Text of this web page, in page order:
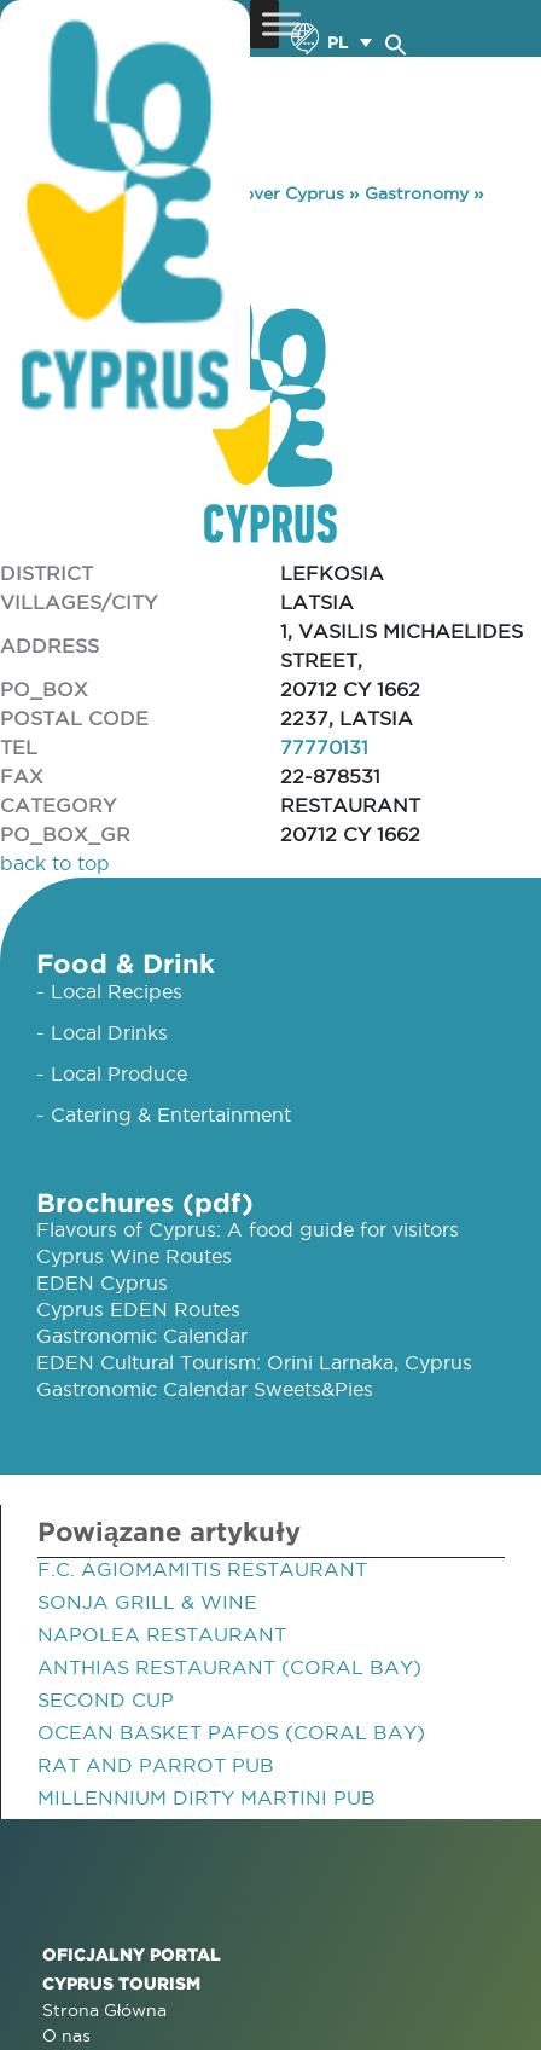
PL
You are here: Home »Discover Cyprus » Gastronomy»
LEMON PARK
LEMON PARK
DISTRICT
LEFKOSIA
VILLAGES/CITY
LATSIA
ADDRESS
1, VASILIS MICHAELIDES
STREET,
PO_BOX
20712 CY 1662
POSTAL CODE
2237, LATSIA
TEL
77770131
FAX
22-878531
CATEGORY
RESTAURANT
PO_BOX_GR
20712 CY 1662
back to top
Food & Drink
- Local Recipes
- Local Drinks
- Local Produce
- Catering & Entertainment
Brochures (pdf)
Flavours of Cyprus: A food guide for visitors
Cyprus Wine Routes
EDEN Cyprus
Cyprus EDEN Routes
Gastronomic Calendar
EDEN Cultural Tourism: Orini Larnaka, Cyprus
Gastronomic Calendar Sweets&Pies
Powiązane artykuły
F.C. AGIOMAMITIS RESTAURANT
SONJA GRILL & WINE
NAPOLEA RESTAURANT
ANTHIAS RESTAURANT (CORAL BAY)
SECOND CUP
OCEAN BASKET PAFOS (CORAL BAY)
RAT AND PARROT PUB
MILLENNIUM DIRTY MARTINI PUB
OFICJALNY PORTAL
CYPRUS TOURISM
Strona Główna
O nas